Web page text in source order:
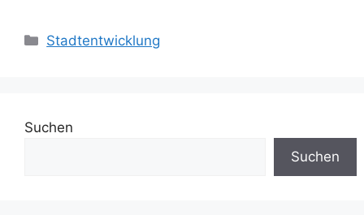
Kategorien
Stadtentwicklung
Suchen
Suchen